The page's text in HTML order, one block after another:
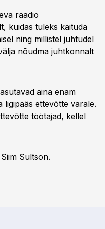
raadio
kuidas tuleks käituda
ning millistel juhtudel
nõudma juhtkonnalt
aina enam
ligipääs ettevõtte varale.
töötajad, kellel
Sultson.